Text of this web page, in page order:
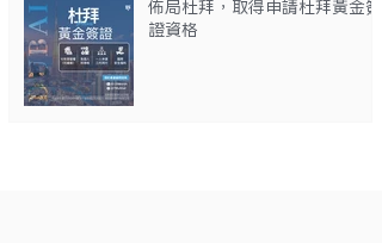
佈局杜拜，取得申請杜拜黃金簽
證資格